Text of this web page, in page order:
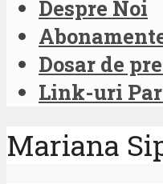
Despre Noi
Dosar de
Link-uri
Mariana